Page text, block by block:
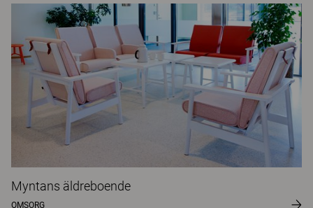
Myntans äldreboende
OMSORG